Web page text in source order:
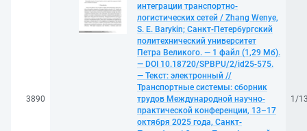
3890
интеграции транспортно-
логистических сетей / Zhang Wenye,
S. E. Barykin; Санкт-Петербургский
политехнический университет
Петра Великого. — 1 файл (1,29 Мб).
— DOI 10.18720/SPBPU/2/id25-575.
— Текст: электронный //
Транспортные системы: сборник
трудов Международной научно-
практической конференции, 13–17
октября 2025 года, Санкт-
1/